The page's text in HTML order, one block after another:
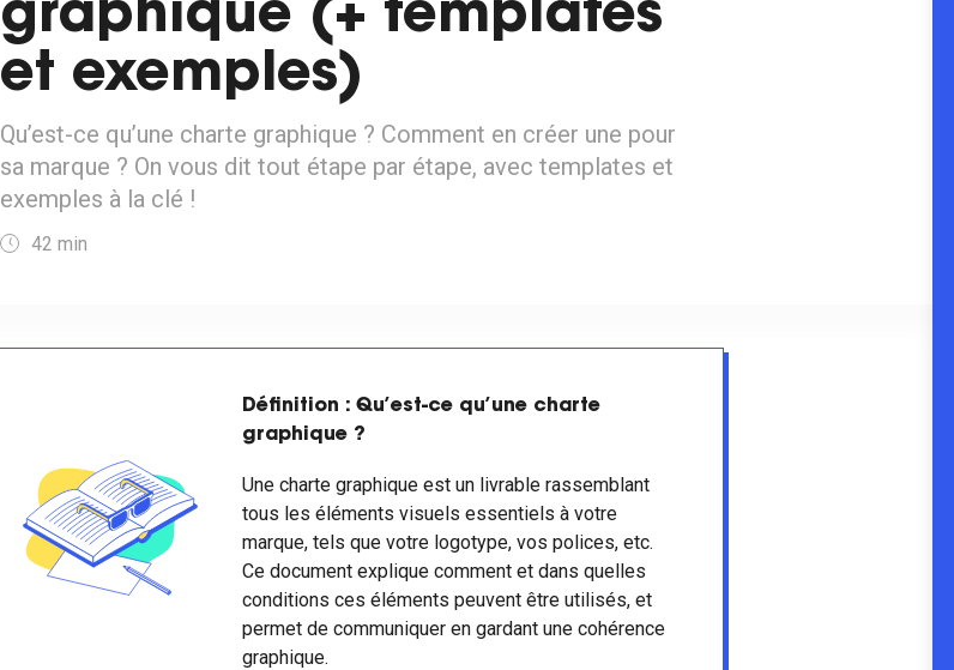
graphique (+ templates
et exemples)
Qu’est-ce qu’une charte graphique ? Comment en créer une pour
sa marque ? On vous dit tout étape par étape, avec templates et
exemples à la clé !
42 min
Définition : Qu’est-ce qu’une charte
graphique ?
Une charte graphique est un livrable rassemblant
tous les éléments visuels essentiels à votre
marque, tels que votre logotype, vos polices, etc.
Ce document explique comment et dans quelles
conditions ces éléments peuvent être utilisés, et
permet de communiquer en gardant une cohérence
graphique.